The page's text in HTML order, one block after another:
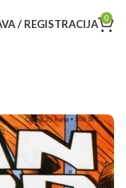
/ REGISTRACIJA 0